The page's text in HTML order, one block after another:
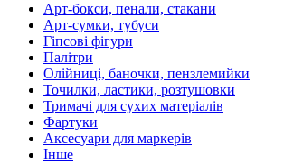
Арт-бокси, пенали, стакани
Арт-сумки, тубуси
Гіпсові фігури
Палітри
Олійниці, баночки, пензлемийки
Точилки, ластики, розтушовки
Тримачі для сухих матеріалів
Фартуки
Аксесуари для маркерів
Інше